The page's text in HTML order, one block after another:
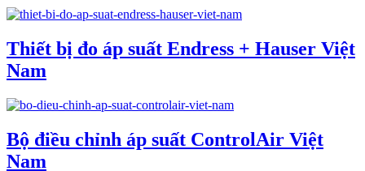
Thiết bị đo áp suất Endress + Hauser Việt
Nam
Bộ điều chỉnh áp suất ControlAir Việt
Nam